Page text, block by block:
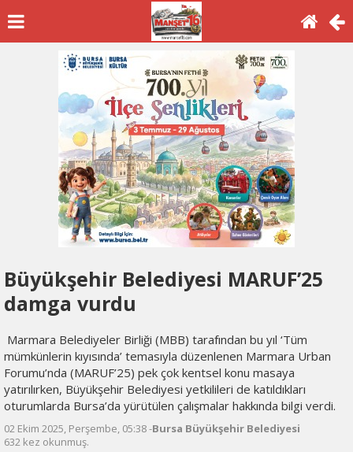
Büyükşehir Belediyesi MARUF’25
damga vurdu
Marmara Belediyeler Birliği (MBB) tarafından bu yıl ‘Tüm
mümkünlerin kıyısında’ temasıyla düzenlenen Marmara Urban
Forumu’nda (MARUF’25) pek çok kentsel konu masaya
yatırılırken, Büyükşehir Belediyesi yetkilileri de katıldıkları
oturumlarda Bursa’da yürütülen çalışmalar hakkında bilgi verdi.
02 Ekim 2025, Perşembe, 05:38 -Bursa Büyükşehir Belediyesi
632 kez okunmuş.